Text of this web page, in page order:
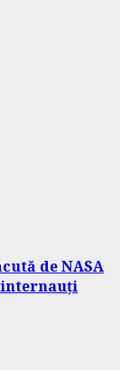
de NASA
internauți